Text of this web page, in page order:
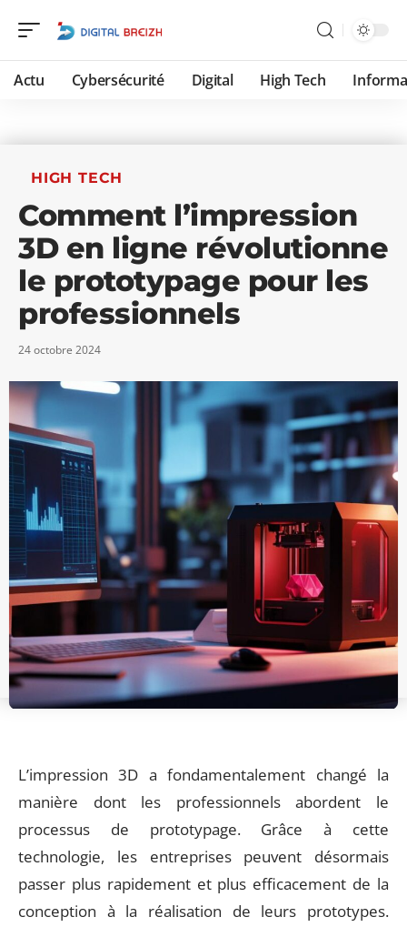
Actu Cybersécurité Digital High Tech
HIGH TECH
Comment l’impression
3D en ligne révolutionne
le prototypage pour les
professionnels
24 octobre 2024
L’impression 3D a fondamentalement changé la
manière dont les professionnels abordent le
processus de prototypage. Grâce à cette
technologie, les entreprises peuvent désormais
passer plus rapidement et plus efficacement de la
conception à la réalisation de leurs prototypes.